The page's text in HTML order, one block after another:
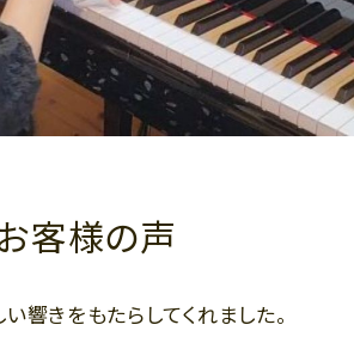
客様の声
響きをもたらしてくれました。